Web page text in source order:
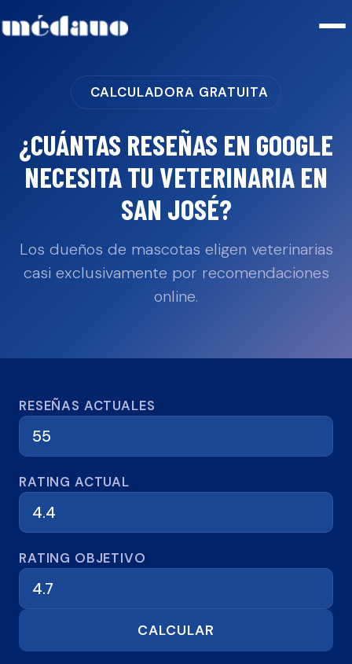
CALCULADORA GRATUITA
¿CUÁNTAS RESEÑAS EN GOOGLE
NECESITA TU VETERINARIA EN
SAN JOSÉ?
Los dueños de mascotas eligen veterinarias
casi exclusivamente por recomendaciones
online.
Calculadora de reseñas
RESEÑAS ACTUALES
RATING ACTUAL
RATING OBJETIVO
CALCULAR